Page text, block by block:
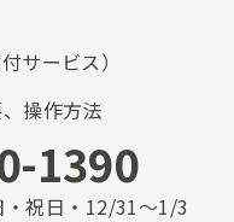
サービス）
操作方法
1390
・祝日・12/31～1/3